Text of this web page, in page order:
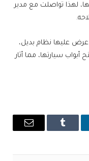
لهذا تواصلت مع مدير
عليها نظام بديل،
سيارتها، مما أثار
Tumblr
البريد